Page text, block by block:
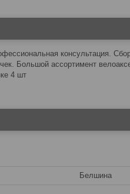
консультация.
Большой ассортимент
4 шт
Белшина